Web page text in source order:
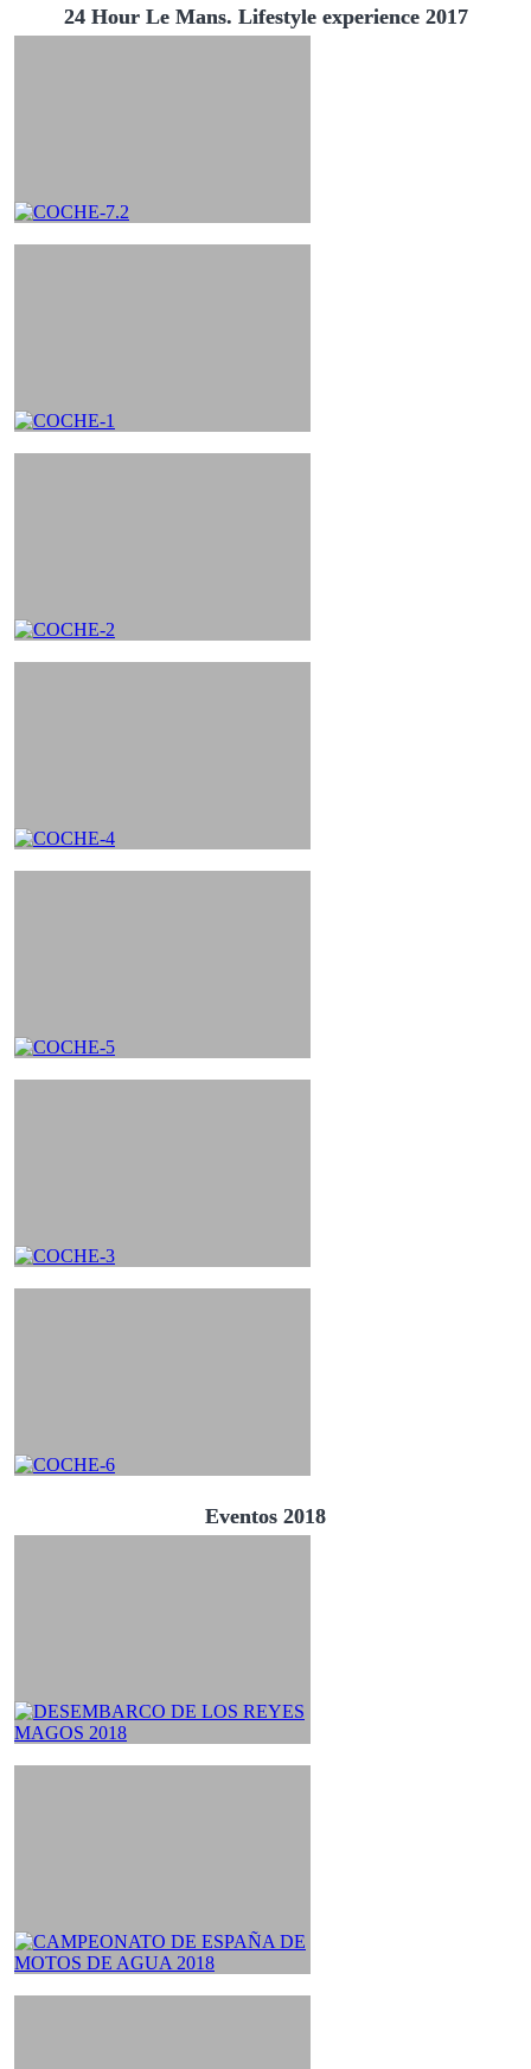
24 Hour Le Mans. Lifestyle experience 2017
Eventos 2018